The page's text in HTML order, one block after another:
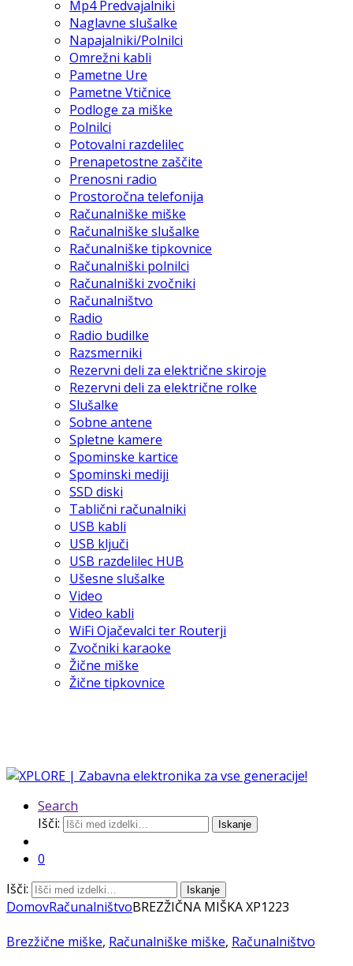
Mp4 Predvajalniki
Naglavne slušalke
Napajalniki/Polnilci
Omrežni kabli
Pametne Ure
Pametne Vtičnice
Podloge za miške
Polnilci
Potovalni razdelilec
Prenapetostne zaščite
Prenosni radio
Prostoročna telefonija
Računalniške miške
Računalniške slušalke
Računalniške tipkovnice
Računalniški polnilci
Računalniški zvočniki
Računalništvo
Radio
Radio budilke
Razsmerniki
Rezervni deli za električne skiroje
Rezervni deli za električne rolke
Slušalke
Sobne antene
Spletne kamere
Spominske kartice
Spominski mediji
SSD diski
Tablični računalniki
USB kabli
USB ključi
USB razdelilec HUB
Ušesne slušalke
Video
Video kabli
WiFi Ojačevalci ter Routerji
Zvočniki karaoke
Žične miške
Žične tipkovnice
Search
Išči:
Iskanje
0
Išči:
Iskanje
DomovRačunalništvoBREZŽIČNA MIŠKA XP1223
Brezžične miške, Računalniške miške, Računalništvo